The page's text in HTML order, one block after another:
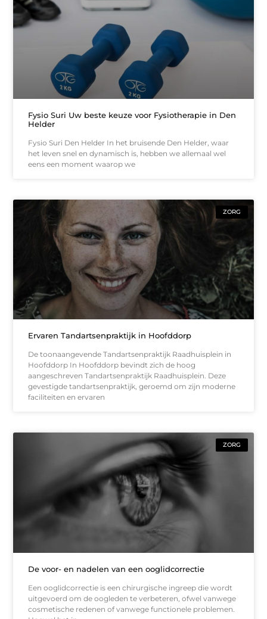
Fysio Suri Uw beste keuze voor Fysiotherapie in Den
Helder
Fysio Suri Den Helder In het bruisende Den Helder, waar
het leven snel en dynamisch is, hebben we allemaal wel
eens een moment waarop we
ZORG
Ervaren Tandartsenpraktijk in Hoofddorp
De toonaangevende Tandartsenpraktijk Raadhuisplein in
Hoofddorp In Hoofddorp bevindt zich de hoog
aangeschreven Tandartsenpraktijk Raadhuisplein. Deze
gevestigde tandartsenpraktijk, geroemd om zijn moderne
faciliteiten en ervaren
ZORG
De voor- en nadelen van een ooglidcorrectie
Een ooglidcorrectie is een chirurgische ingreep die wordt
uitgevoerd om de oogleden te verbeteren, ofwel vanwege
cosmetische redenen of vanwege functionele problemen.